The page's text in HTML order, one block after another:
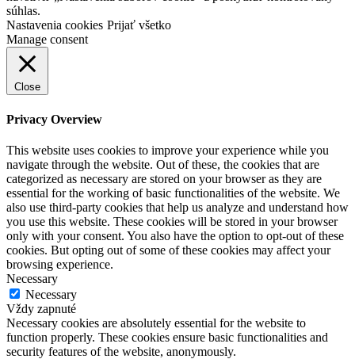
súhlas.
Nastavenia cookies Prijať všetko
Manage consent
Close
Privacy Overview
This website uses cookies to improve your experience while you
navigate through the website. Out of these, the cookies that are
categorized as necessary are stored on your browser as they are
essential for the working of basic functionalities of the website. We
also use third-party cookies that help us analyze and understand how
you use this website. These cookies will be stored in your browser
only with your consent. You also have the option to opt-out of these
cookies. But opting out of some of these cookies may affect your
browsing experience.
Necessary
Necessary
Vždy zapnuté
Necessary cookies are absolutely essential for the website to
function properly. These cookies ensure basic functionalities and
security features of the website, anonymously.